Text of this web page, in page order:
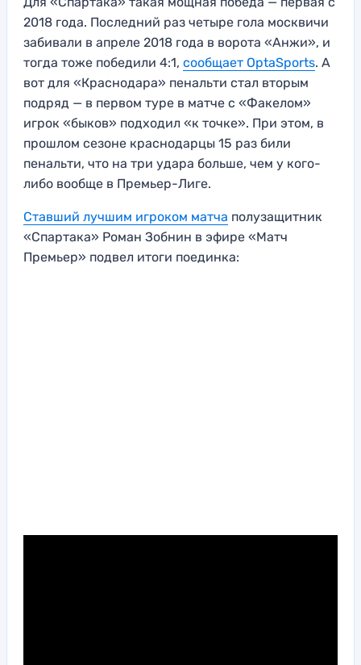
2018 года. Последний раз четыре гола москвичи
забивали в апреле 2018 года в ворота «Анжи», и
тогда тоже победили 4:1, сообщает OptaSports. А
вот для «Краснодара» пенальти стал вторым
подряд — в первом туре в матче с «Факелом»
игрок «быков» подходил «к точке». При этом, в
прошлом сезоне краснодарцы 15 раз били
пенальти, что на три удара больше, чем у кого-
либо вообще в Премьер-Лиге.
Ставший лучшим игроком матча полузащитник
«Спартака» Роман Зобнин в эфире «Матч
Премьер» подвел итоги поединка: